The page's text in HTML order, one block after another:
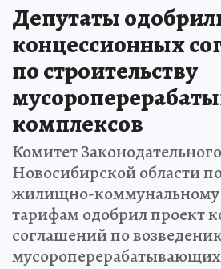
Депутаты
концессионных
по строительству
комплексов
Комитет
Новосибирской области
жилищно-коммунальному
тарифам одобрил проект
соглашений по